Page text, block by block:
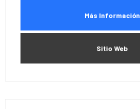
Más Información
Sitio Web